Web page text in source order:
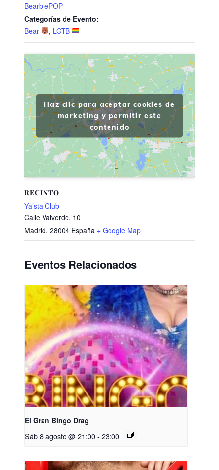
BearbiePOP
Categorías de Evento:
Bear
, LGTB
RECINTO
Ya’sta Club
Calle Valverde, 10
Madrid, 28004 España + Google Map
Haz clic para aceptar cookies de
marketing y permitir este
contenido
Eventos Relacionados
El Gran Bingo Drag
Sáb 8 agosto @ 21:00- 23:00